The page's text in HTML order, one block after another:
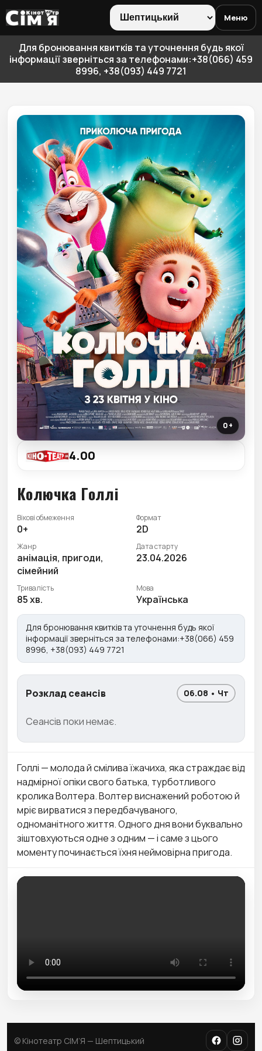
Меню
Для бронювання квитків та уточнення будь якої
інформації зверніться за телефонами:+38(066) 459
8996, +38(093) 449 7721
0+
4.00
Колючка Голлі
Вікові обмеження
0+
Формат
2D
Жанр
анімація, пригоди,
сімейний
Дата старту
23.04.2026
Тривалість
85 хв.
Мова
Українська
Для бронювання квитків та уточнення будь якої
інформації зверніться за телефонами:+38(066) 459
8996, +38(093) 449 7721
Розклад сеансів 06.08 • Чт
Сеансів поки немає.
Голлі — молода й смілива їжачиха, яка страждає від
надмірної опіки свого батька, турботливого
кролика Волтера. Волтер виснажений роботою й
мріє вирватися з передбачуваного,
одноманітного життя. Одного дня вони буквально
зіштовхуються одне з одним — і саме з цього
моменту починається їхня неймовірна пригода.
© Кінотеатр СІМ’Я — Шептицький